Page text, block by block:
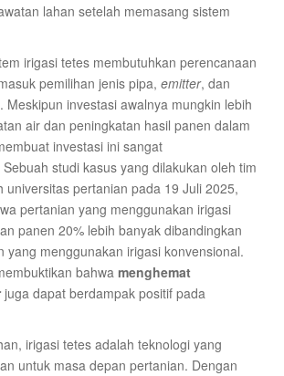
lahan setelah memasang sistem
irigasi tetes membutuhkan perencanaan
pemilihan jenis pipa, emitter, dan
Meskipun investasi awalnya mungkin lebih
air dan peningkatan hasil panen dalam
investasi ini sangat
studi kasus yang dilakukan oleh tim
universitas pertanian pada 19 Juli 2025,
pertanian yang menggunakan irigasi
panen 20% lebih banyak dibandingkan
yang menggunakan irigasi konvensional.
bahwa menghemat
juga dapat berdampak positif pada
irigasi tetes adalah teknologi yang
untuk masa depan pertanian. Dengan